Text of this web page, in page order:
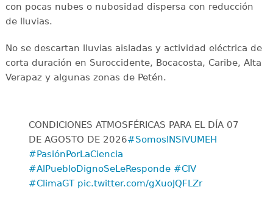
con pocas nubes o nubosidad dispersa con reducción
de lluvias.
No se descartan lluvias aisladas y actividad eléctrica de
corta duración en Suroccidente, Bocacosta, Caribe, Alta
Verapaz y algunas zonas de Petén.
CONDICIONES ATMOSFÉRICAS PARA EL DÍA 07
DE AGOSTO DE 2026#SomosINSIVUMEH
#PasiónPorLaCiencia
#AlPuebloDignoSeLeResponde #CIV
#ClimaGT pic.twitter.com/gXuoJQFLZr